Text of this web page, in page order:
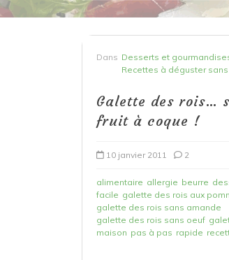
Dans Desserts et
Recettes à déguster
Galette des rois…
fruit à coque !
10 janvier 2011 2
alimentaire allergie beurre
facile galette des rois aux
galette des rois sans amande
galette des rois sans oeuf
maison pas à pas rapide
Filet de
et tuile